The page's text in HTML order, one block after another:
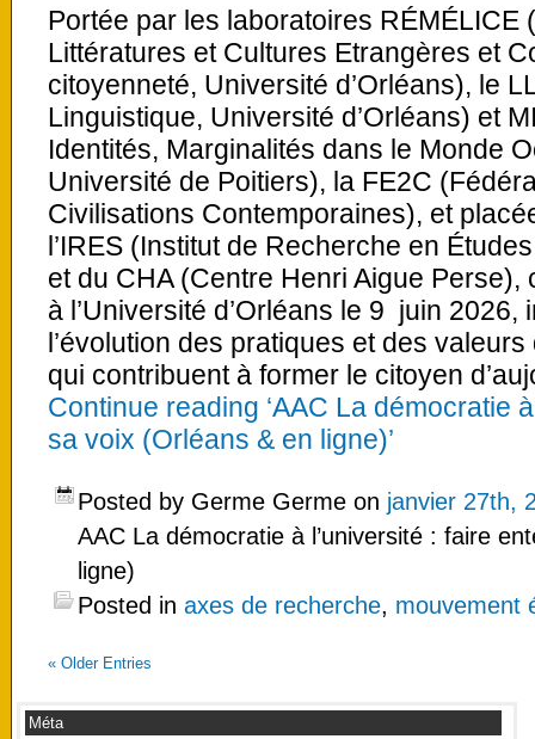
Portée par les laboratoires RÉMÉLICE
Littératures et Cultures Etrangères et
citoyenneté, Université d’Orléans), le
Linguistique, Université d’Orléans) et
Identités, Marginalités dans le Monde
Université de Poitiers), la FE2C
Civilisations Contemporaines), et
l’IRES (Institut de Recherche en
et du CHA (Centre Henri Aigue
à l’Université d’Orléans le 9 juin
l’évolution des pratiques et des
qui contribuent à former le citoyen
Continue reading ‘AAC La démocratie
sa voix (Orléans & en ligne)’
Posted by Germe Germe on janvier 27th,
AAC La démocratie à l’université : faire
ligne)
Posted in axes de recherche, mouvement
« Older Entries
Méta